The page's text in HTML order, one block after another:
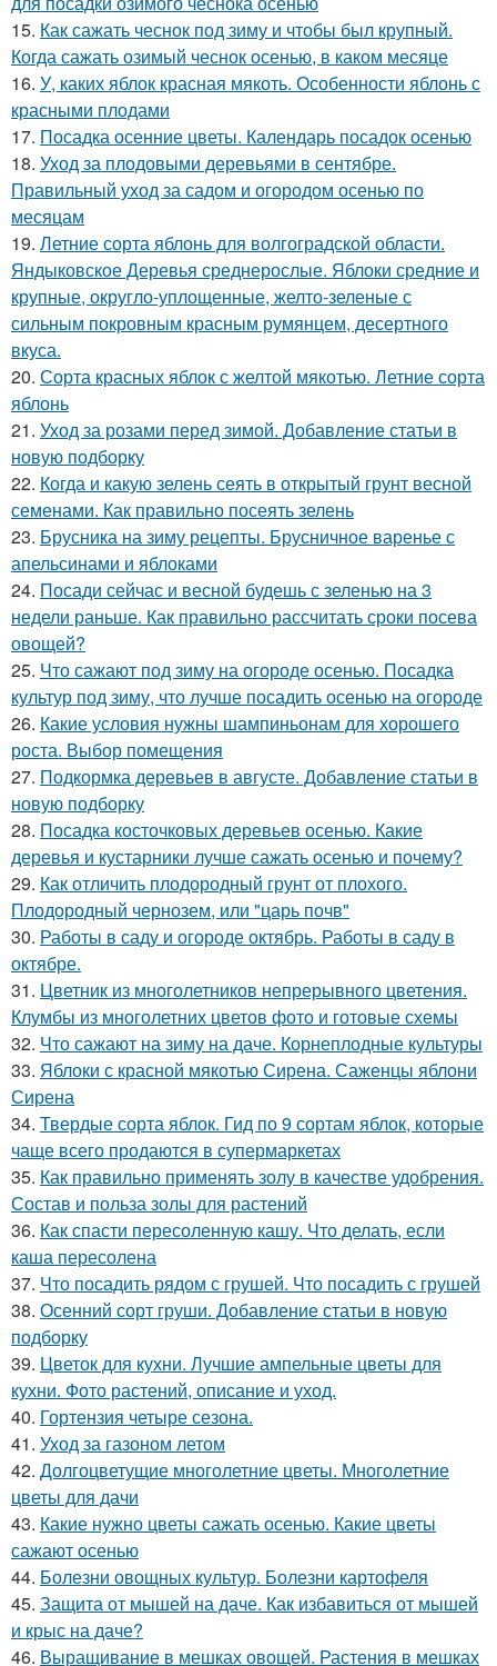
15. Как сажать чеснок под зиму и чтобы был крупный.
Когда сажать озимый чеснок осенью, в каком месяце
16. У, каких яблок красная мякоть. Особенности яблонь с
красными плодами
17. Посадка осенние цветы. Календарь посадок осенью
18. Уход за плодовыми деревьями в сентябре.
Правильный уход за садом и огородом осенью по
месяцам
19. Летние сорта яблонь для волгоградской области.
Яндыковское Деревья среднерослые. Яблоки средние и
крупные, округло-уплощенные, желто-зеленые с
сильным покровным красным румянцем, десертного
вкуса.
20. Сорта красных яблок с желтой мякотью. Летние сорта
яблонь
21. Уход за розами перед зимой. Добавление статьи в
новую подборку
22. Когда и какую зелень сеять в открытый грунт весной
семенами. Как правильно посеять зелень
23. Брусника на зиму рецепты. Брусничное варенье с
апельсинами и яблоками
24. Посади сейчас и весной будешь с зеленью на 3
недели раньше. Как правильно рассчитать сроки посева
овощей?
25. Что сажают под зиму на огороде осенью. Посадка
культур под зиму, что лучше посадить осенью на огороде
26. Какие условия нужны шампиньонам для хорошего
роста. Выбор помещения
27. Подкормка деревьев в августе. Добавление статьи в
новую подборку
28. Посадка косточковых деревьев осенью. Какие
деревья и кустарники лучше сажать осенью и почему?
29. Как отличить плодородный грунт от плохого.
Плодородный чернозем, или "царь почв"
30. Работы в саду и огороде октябрь. Работы в саду в
октябре.
31. Цветник из многолетников непрерывного цветения.
Клумбы из многолетних цветов фото и готовые схемы
32. Что сажают на зиму на даче. Корнеплодные культуры
33. Яблоки с красной мякотью Сирена. Саженцы яблони
Сирена
34. Твердые сорта яблок. Гид по 9 сортам яблок, которые
чаще всего продаются в супермаркетах
35. Как правильно применять золу в качестве удобрения.
Состав и польза золы для растений
36. Как спасти пересоленную кашу. Что делать, если
каша пересолена
37. Что посадить рядом с грушей. Что посадить с грушей
38. Осенний сорт груши. Добавление статьи в новую
подборку
39. Цветок для кухни. Лучшие ампельные цветы для
кухни. Фото растений, описание и уход.
40. Гортензия четыре сезона.
41. Уход за газоном летом
42. Долгоцветущие многолетние цветы. Многолетние
цветы для дачи
43. Какие нужно цветы сажать осенью. Какие цветы
сажают осенью
44. Болезни овощных культур. Болезни картофеля
45. Защита от мышей на даче. Как избавиться от мышей
и крыс на даче?
46. Выращивание в мешках овощей. Растения в мешках